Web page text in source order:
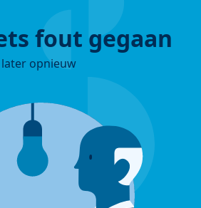
fout gegaan
opnieuw